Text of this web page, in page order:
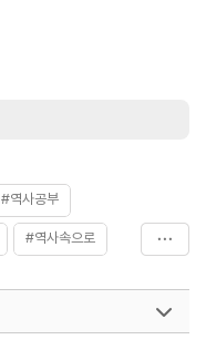
#역사공부
#역사속으로